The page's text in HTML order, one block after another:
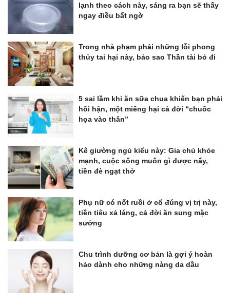
lạnh theo cách này, sáng ra bạn sẽ thấy
ngay điều bất ngờ
Trong nhà phạm phải những lỗi phong
thủy tai hại này, bảo sao Thần tài bỏ đi
5 sai lầm khi ăn sữa chua khiến bạn phải
hối hận, một miếng hại cả đời “chuốc
họa vào thân”
Kê giường ngủ kiểu này: Gia chủ khỏe
mạnh, cuộc sống muốn gì được nấy,
tiền đè ngạt thở
Phụ nữ có nốt ruồi ở cổ đúng vị trị này,
tiền tiêu xả láng, cả đời ăn sung mặc
sướng
Chu trình dưỡng cơ bản là gợi ý hoàn
hảo dành cho những nàng da dầu